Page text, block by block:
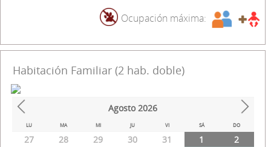
Ocupación máxima:
Habitación Familiar (2 hab. doble)
Prev Next
Agosto 2026
LU MA MI JU VI SÁ DO
27 28 29 30 31 1
2